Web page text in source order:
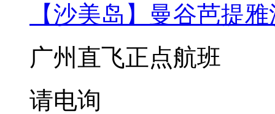
【沙美岛】曼谷芭提
广州直飞正点航班
请电询